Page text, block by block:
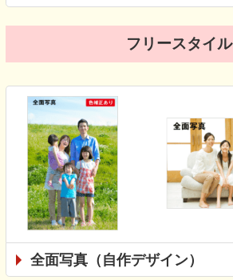
フリースタイル
全面写真（自作デザイン）